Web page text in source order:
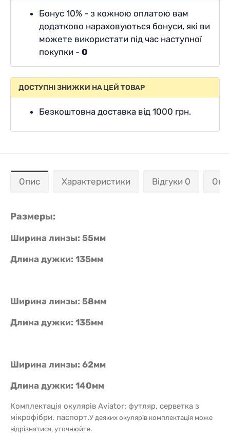
Бонус 10% - з кожною оплатою вам
додатково нараховуються бонуси, які ви
можете використати під час наступної
покупки - 0
ДОСТУПНІ ЗНИЖКИ НА ЦЕЙ ТОВАР
Безкоштовна доставка від 1000 грн.
Опис Характеристики Відгуки 0
Размеры:
Ширина линзы: 55мм
Длина дужки: 135мм
Ширина линзы: 58мм
Длина дужки: 135мм
Ширина линзы: 62мм
Длина дужки: 140мм
Комплектація окулярів Aviator: футляр, серветка з
мікрофібри, паспорт.У деяких окулярів комплектація може
відрізнятися, уточнюйте.